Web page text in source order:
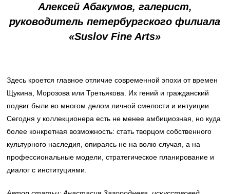
Алексей Абакумов, галерист,
руководитель петербургского филиала
«Suslov Fine Arts»
Здесь кроется главное отличие современной эпохи от времен
Щукина, Морозова или Третьякова. Их гений и гражданский
подвиг были во многом делом личной смелости и интуиции.
Сегодня у коллекционера есть не менее амбициозная, но куда
более конкретная возможность: стать творцом собственного
культурного наследия, опираясь не на волю случая, а на
профессиональные модели, стратегическое планирование и
диалог с институциями.